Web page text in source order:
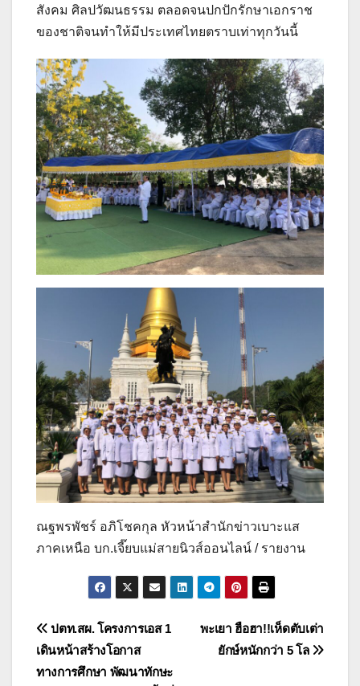
สังคม ศิลปวัฒนธรรม ตลอดจนปกปักรักษาเอกราช
ของชาติจนทำให้มีประเทศไทยตราบเท่าทุกวันนี้
ณฐพรพัชร์ อภิโชคกุล หัวหน้าสำนักข่าวเบาะแส
ภาคเหนือ บก.เจี๊ยบแม่สายนิวส์ออนไลน์ / รายงาน
แนะแนว
เรื่อง
พะเยา ฮือฮา!!เห็ดตับเต่า
ยักษ์หนักกว่า 5 โล
ปตท.สผ. โครงการเอส 1
เดินหน้าสร้างโอกาส
ทางการศึกษา พัฒนาทักษะ